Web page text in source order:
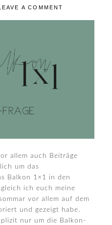
A COMMENT
allem auch Beiträge
um das
Balkon 1×1 in den
ich euch meine
vor allem auf dem
und gezeigt habe.
nur um die Balkon-